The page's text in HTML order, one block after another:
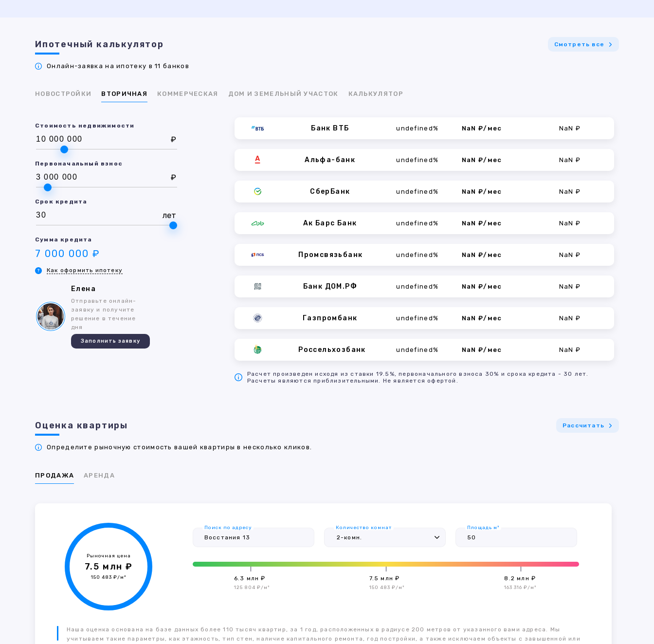
Ипотечный калькулятор Смотреть все
Онлайн-заявка на ипотеку в 11 банков
НОВОСТРОЙКИ ВТОРИЧНАЯ КОММЕРЧЕСКАЯ ДОМ И ЗЕМЕЛЬНЫЙ УЧАСТОК КАЛЬКУЛЯТОР
Стоимость недвижимости
₽
Первоначальный взнос
₽
Срок кредита
лет
Сумма кредита
7 000 000 ₽
Как оформить ипотеку
Елена
Отправьте онлайн-
заявку и получите
решение в течение
дня
Заполнить заявку
Банк ВТБ undefined% NaN ₽/мес NaN ₽
Альфа-банк undefined% NaN ₽/мес NaN ₽
СберБанк undefined% NaN ₽/мес NaN ₽
Ак Барс Банк undefined% NaN ₽/мес NaN ₽
Промсвязьбанк undefined% NaN ₽/мес NaN ₽
Банк ДОМ.РФ undefined% NaN ₽/мес NaN ₽
Газпромбанк undefined% NaN ₽/мес NaN ₽
Россельхозбанк undefined% NaN ₽/мес NaN ₽
Расчет произведен исходя из ставки 19.5%, первоначального взноса 30% и срока кредита - 30 лет.
Расчеты являются приблизительными. Не является офертой.
Оценка квартиры Рассчитать
Определите рыночную стоимость вашей квартиры в несколько кликов.
ПРОДАЖА АРЕНДА
Рыночная цена
7.5 млн ₽
150 483 ₽/м²
Поиск по адресу Количество комнат Площадь м²
6.3 млн ₽
125 804 ₽/м²
7.5 млн ₽
150 483 ₽/м²
8.2 млн ₽
163 316 ₽/м²
Наша оценка основана на базе данных более 110 тысяч квартир, за 1 год, расположенных в радиусе 200 метров от указанного вами адреса. Мы
учитываем такие параметры, как этажность, тип стен, наличие капитального ремонта, год постройки, а также исключаем объекты с завышенной или